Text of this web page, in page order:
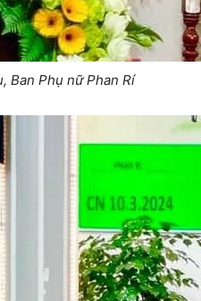
Ban Phụ nữ Phan Rí